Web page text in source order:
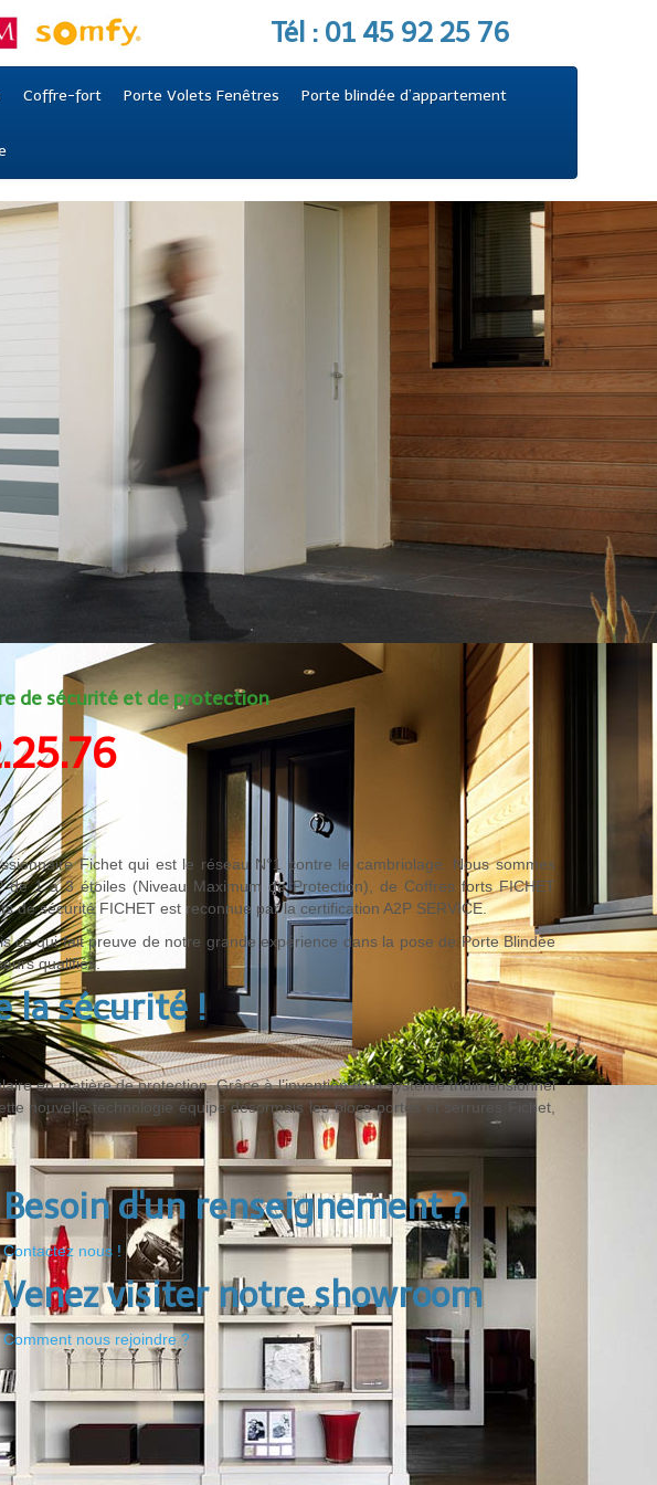
Tél : 01 45 92 25 76
Coffre-fort Porte Volets Fenêtres Porte blindée d’appartement
de sécurité et de protection
Fichet qui est le réseau N°1 contre le cambriolage. Nous sommes
1 a 3 étoiles (Niveau Maximum de Protection), de Coffres forts FICHET
de sécurité FICHET est reconnue par la certification A2P SERVICE.
ce qui fait preuve de notre grande expérience dans la pose de Porte Blindée
qualifiés.
la sécurité !
en matière de protection. Grâce à l’invention d’un système tridimensionnel
nouvelle technologie équipe désormais les blocs-portes et serrures Fichet,
Besoin d'un renseignement ?
Contactez nous !
Venez visiter notre showroom
Comment nous rejoindre ?